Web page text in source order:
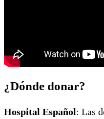
¿Dónde donar?
Hospital Español: Las